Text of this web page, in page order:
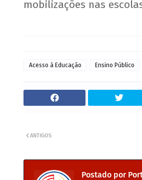
mobilizações nas
Acesso à Educação Ensino Público
ANTIGOS
Postado por